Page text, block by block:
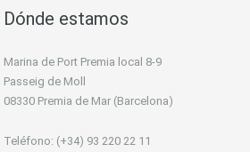
Dónde estamos
Marina de Port Premia local 8-9
Passeig de Moll
08330 Premia de Mar (Barcelona)
Teléfono: (+34) 93 220 22 11